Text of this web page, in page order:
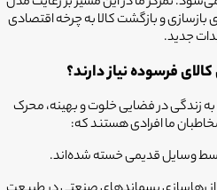
و بازگشت کالا به چرخه اقتصادی
جدید.
فرسوده نیاز دارند؟
زندگی در فضایی خلوت و بهینه، محرک
ما افرادی هستند که:
وسایل قدیمی خسته شده‌اند.